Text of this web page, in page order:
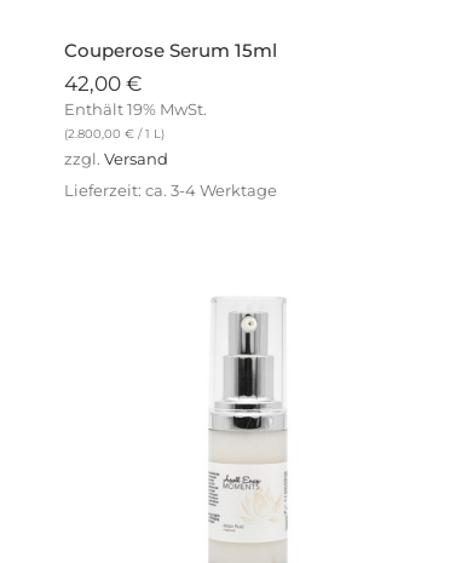
Couperose Serum 15ml
42,00 €
Enthält 19% MwSt.
(2.800,00 € / 1 L)
zzgl. Versand
Lieferzeit: ca. 3-4 Werktage